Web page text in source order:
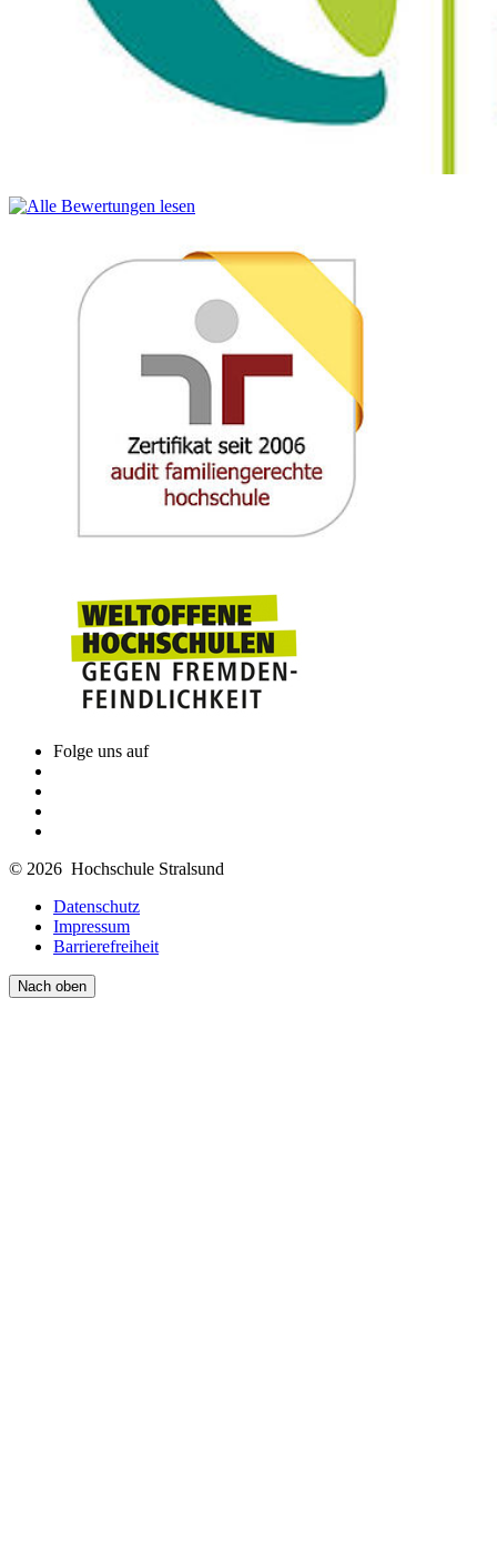
Folge uns auf
© 2026 Hochschule Stralsund
Datenschutz
Impressum
Barrierefreiheit
Nach oben